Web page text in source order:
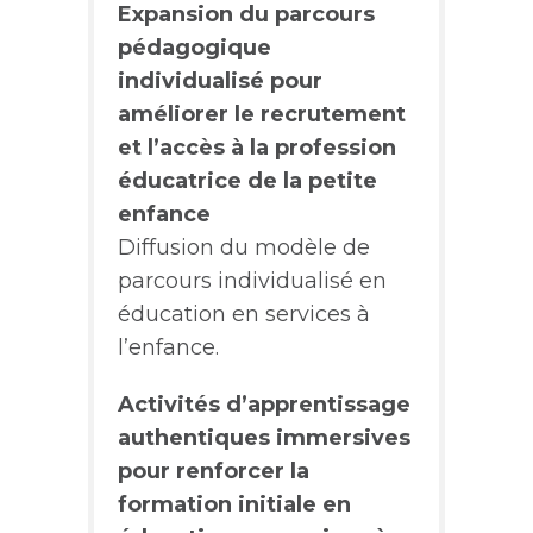
Expansion du parcours
pédagogique
individualisé pour
améliorer le recrutement
et l’accès à la profession
éducatrice de la petite
enfance
Diffusion du modèle de
parcours individualisé en
éducation en services à
l’enfance.
Activités d’apprentissage
authentiques immersives
pour renforcer la
formation initiale en